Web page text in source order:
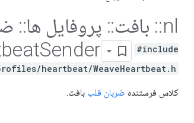
nl
:: بافت:: پروفایل ها::
Sender
#include
heartbeat/WeaveHeartbeat.h>
کلاس فرستنده ضربان قلب بافت.